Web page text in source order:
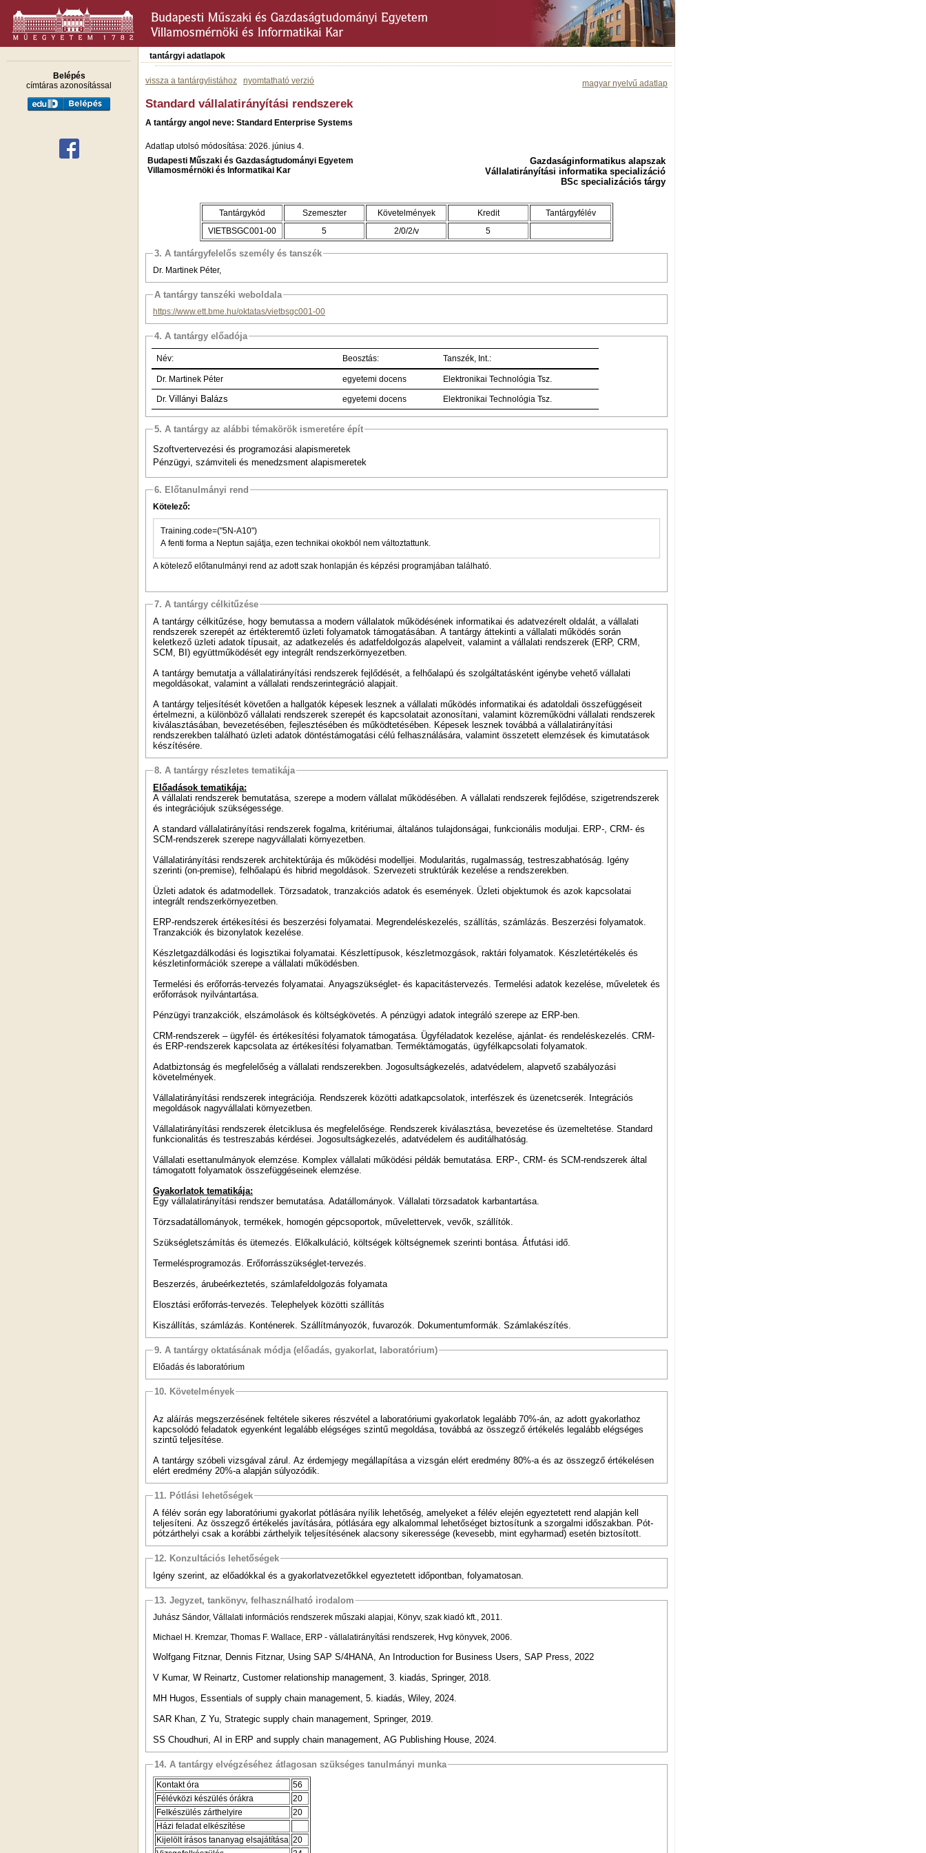
Belépés
címtáras azonosítással
tantárgyi adatlapok
magyar nyelvű adatlap
vissza a tantárgylistához nyomtatható verzió
Standard vállalatirányítási rendszerek
A tantárgy angol neve: Standard Enterprise Systems
Adatlap utolsó módosítása: 2026. június 4.
Budapesti Műszaki és Gazdaságtudományi Egyetem
Villamosmérnöki és Informatikai Kar
Gazdaságinformatikus alapszak
Vállalatirányítási informatika specializáció
BSc specializációs tárgy
Tantárgykód Szemeszter Követelmények Kredit
Tantárgyfélév
VIETBSGC001-00
5 2/0/2/v 5
3. A tantárgyfelelős személy és tanszék
Dr. Martinek Péter,
A tantárgy tanszéki weboldala
https://www.ett.bme.hu/oktatas/vietbsgc001-00
4. A tantárgy előadója
Név: Beosztás: Tanszék, Int.:
Dr. Martinek Péter egyetemi docens Elektronikai Technológia Tsz.
Dr. Villányi Balázs egyetemi docens Elektronikai Technológia Tsz.
5. A tantárgy az alábbi témakörök ismeretére épít
Szoftvertervezési és programozási alapismeretek
Pénzügyi, számviteli és menedzsment alapismeretek
6. Előtanulmányi rend
Kötelező:
Training.code=("5N-A10")
A fenti forma a Neptun sajátja, ezen technikai okokból nem változtattunk.
A kötelező előtanulmányi rend az adott szak honlapján és képzési programjában található.
7. A tantárgy célkitűzése
A tantárgy célkitűzése, hogy bemutassa a modern vállalatok működésének informatikai és adatvezérelt oldalát, a vállalati
rendszerek szerepét az értékteremtő üzleti folyamatok támogatásában. A tantárgy áttekinti a vállalati működés során
keletkező üzleti adatok típusait, az adatkezelés és adatfeldolgozás alapelveit, valamint a vállalati rendszerek (ERP, CRM,
SCM, BI) együttműködését egy integrált rendszerkörnyezetben.
A tantárgy bemutatja a vállalatirányítási rendszerek fejlődését, a felhőalapú és szolgáltatásként igénybe vehető vállalati
megoldásokat, valamint a vállalati rendszerintegráció alapjait.
A tantárgy teljesítését követően a hallgatók képesek lesznek a vállalati működés informatikai és adatoldali összefüggéseit
értelmezni, a különböző vállalati rendszerek szerepét és kapcsolatait azonosítani, valamint közreműködni vállalati rendszerek
kiválasztásában, bevezetésében, fejlesztésében és működtetésében. Képesek lesznek továbbá a vállalatirányítási
rendszerekben található üzleti adatok döntéstámogatási célú felhasználására, valamint összetett elemzések és kimutatások
készítésére.
8. A tantárgy részletes tematikája
Előadások tematikája:
A vállalati rendszerek bemutatása, szerepe a modern vállalat működésében. A vállalati rendszerek fejlődése, szigetrendszerek
és integrációjuk szükségessége.
A standard vállalatirányítási rendszerek fogalma, kritériumai, általános tulajdonságai, funkcionális moduljai. ERP-, CRM- és
SCM-rendszerek szerepe nagyvállalati környezetben.
Vállalatirányítási rendszerek architektúrája és működési modelljei. Modularitás, rugalmasság, testreszabhatóság. Igény
szerinti (on-premise), felhőalapú és hibrid megoldások. Szervezeti struktúrák kezelése a rendszerekben.
Üzleti adatok és adatmodellek. Törzsadatok, tranzakciós adatok és események. Üzleti objektumok és azok kapcsolatai
integrált rendszerkörnyezetben.
ERP-rendszerek értékesítési és beszerzési folyamatai. Megrendeléskezelés, szállítás, számlázás. Beszerzési folyamatok.
Tranzakciók és bizonylatok kezelése.
Készletgazdálkodási és logisztikai folyamatai. Készlettípusok, készletmozgások, raktári folyamatok. Készletértékelés és
készletinformációk szerepe a vállalati működésben.
Termelési és erőforrás-tervezés folyamatai. Anyagszükséglet- és kapacitástervezés. Termelési adatok kezelése, műveletek és
erőforrások nyilvántartása.
Pénzügyi tranzakciók, elszámolások és költségkövetés. A pénzügyi adatok integráló szerepe az ERP-ben.
CRM-rendszerek – ügyfél- és értékesítési folyamatok támogatása. Ügyféladatok kezelése, ajánlat- és rendeléskezelés. CRM-
és ERP-rendszerek kapcsolata az értékesítési folyamatban. Terméktámogatás, ügyfélkapcsolati folyamatok.
Adatbiztonság és megfelelőség a vállalati rendszerekben. Jogosultságkezelés, adatvédelem, alapvető szabályozási
követelmények.
Vállalatirányítási rendszerek integrációja. Rendszerek közötti adatkapcsolatok, interfészek és üzenetcserék. Integrációs
megoldások nagyvállalati környezetben.
Vállalatirányítási rendszerek életciklusa és megfelelősége. Rendszerek kiválasztása, bevezetése és üzemeltetése. Standard
funkcionalitás és testreszabás kérdései. Jogosultságkezelés, adatvédelem és auditálhatóság.
Vállalati esettanulmányok elemzése. Komplex vállalati működési példák bemutatása. ERP-, CRM- és SCM-rendszerek által
támogatott folyamatok összefüggéseinek elemzése.
Gyakorlatok tematikája:
Egy vállalatirányítási rendszer bemutatása. Adatállományok. Vállalati törzsadatok karbantartása.
Törzsadatállományok, termékek, homogén gépcsoportok, művelettervek, vevők, szállítók.
Szükségletszámítás és ütemezés. Előkalkuláció, költségek költségnemek szerinti bontása. Átfutási idő.
Termelésprogramozás. Erőforrásszükséglet-tervezés.
Beszerzés, árubeérkeztetés, számlafeldolgozás folyamata
Elosztási erőforrás-tervezés. Telephelyek közötti szállítás
Kiszállítás, számlázás. Konténerek. Szállítmányozók, fuvarozók. Dokumentumformák. Számlakészítés.
9. A tantárgy oktatásának módja (előadás, gyakorlat, laboratórium)
Előadás és laboratórium
10. Követelmények
Az aláírás megszerzésének feltétele sikeres részvétel a laboratóriumi gyakorlatok legalább 70%-án, az adott gyakorlathoz
kapcsolódó feladatok egyenként legalább elégséges szintű megoldása, továbbá az összegző értékelés legalább elégséges
szintű teljesítése.
A tantárgy szóbeli vizsgával zárul. Az érdemjegy megállapítása a vizsgán elért eredmény 80%-a és az összegző értékelésen
elért eredmény 20%-a alapján súlyozódik.
11. Pótlási lehetőségek
A félév során egy laboratóriumi gyakorlat pótlására nyílik lehetőség, amelyeket a félév elején egyeztetett rend alapján kell
teljesíteni. Az összegző értékelés javítására, pótlására egy alkalommal lehetőséget biztosítunk a szorgalmi időszakban. Pót-
pótzárthelyi csak a korábbi zárthelyik teljesítésének alacsony sikeressége (kevesebb, mint egyharmad) esetén biztosított.
12. Konzultációs lehetőségek
Igény szerint, az előadókkal és a gyakorlatvezetőkkel egyeztetett időpontban, folyamatosan.
13. Jegyzet, tankönyv, felhasználható irodalom
Juhász Sándor, Vállalati információs rendszerek műszaki alapjai, Könyv, szak kiadó kft., 2011.
Michael H. Kremzar, Thomas F. Wallace, ERP - vállalatirányítási rendszerek, Hvg könyvek, 2006.
Wolfgang Fitznar, Dennis Fitznar, Using SAP S/4HANA, An Introduction for Business Users, SAP Press, 2022
V Kumar, W Reinartz, Customer relationship management, 3. kiadás, Springer, 2018.
MH Hugos, Essentials of supply chain management, 5. kiadás, Wiley, 2024.
SAR Khan, Z Yu, Strategic supply chain management, Springer, 2019.
SS Choudhuri, AI in ERP and supply chain management, AG Publishing House, 2024.
14. A tantárgy elvégzéséhez átlagosan szükséges tanulmányi munka
Kontakt óra
56
Félévközi készülés órákra
20
Felkészülés zárthelyire
20
Házi feladat elkészítése
Kijelölt írásos tananyag elsajátítása 20